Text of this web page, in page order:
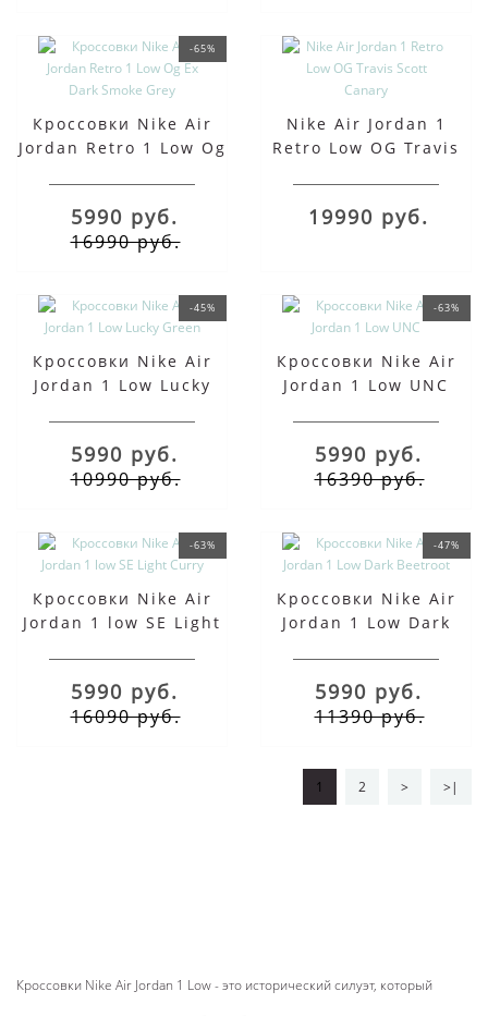
-65%
Кроссовки Nike Air
Jordan Retro 1 Low Og
5990 руб.
16990 руб.
Nike Air Jordan 1
Retro Low OG Travis
19990 руб.
-45%
Кроссовки Nike Air
Jordan 1 Low Lucky
5990 руб.
10990 руб.
-63%
Кроссовки Nike Air
Jordan 1 Low UNC
5990 руб.
16390 руб.
-63%
Кроссовки Nike Air
Jordan 1 low SE Light
5990 руб.
16090 руб.
-47%
Кроссовки Nike Air
Jordan 1 Low Dark
5990 руб.
11390 руб.
1 2 > >|
Кроссовки Nike Air Jordan 1 Low - это исторический силуэт, который